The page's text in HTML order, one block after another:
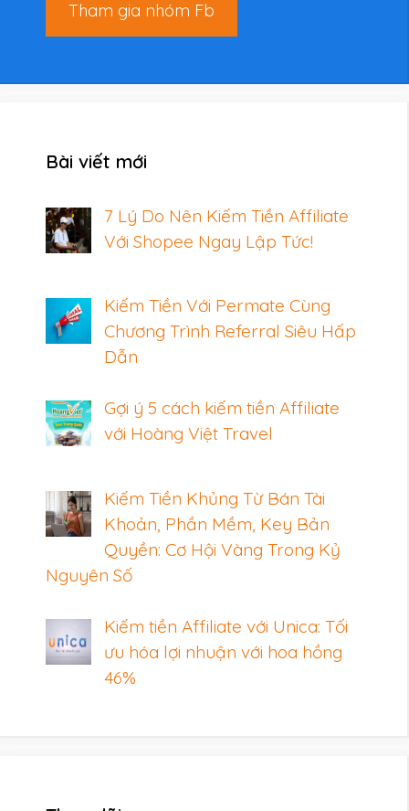
Tham gia nhóm Fb
Bài viết mới
7 Lý Do Nên Kiếm Tiền Affiliate
Với Shopee Ngay Lập Tức!
Kiếm Tiền Với Permate Cùng
Chương Trình Referral Siêu Hấp
Dẫn
Gợi ý 5 cách kiếm tiền Affiliate
với Hoàng Việt Travel
Kiếm Tiền Khủng Từ Bán Tài
Khoản, Phần Mềm, Key Bản
Quyền: Cơ Hội Vàng Trong Kỷ
Nguyên Số
Kiếm tiền Affiliate với Unica: Tối
ưu hóa lợi nhuận với hoa hồng
46%